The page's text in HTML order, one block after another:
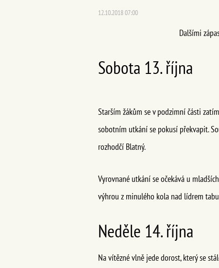
12.10.2018 07:00
Dalšími
Sobota 13. října
Starším žákům se v podzimní části
sobotním utkání se pokusí překvapit.
rozhodčí Blatný.
Vyrovnané utkání se očekává u
výhrou z minulého kola nad lídrem
Neděle 14. října
Na vítězné vlně jede dorost, který se